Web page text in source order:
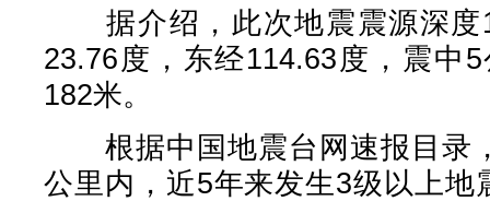
据介绍，此次地震震源深度
23.76度，东经114.63度，震中
182米。
根据中国地震台网速报目录
公里内，近5年来发生3级以上地